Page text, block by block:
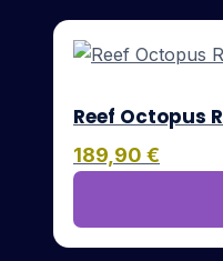
Reef Octopus
189,90 €